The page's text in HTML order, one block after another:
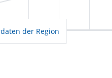
der Region